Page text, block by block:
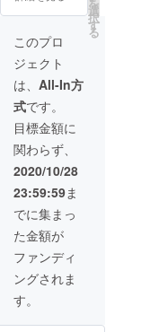
来年の5
月1日か
らご利
用いた
だけま
す。 ※
現地ま
での交
通費は
プラン
に含ま
れませ
ん。
さい。
以下の
アク
ティビ
ティを
自由に
使えま
す。 ・
ジップ
ライ
ン・バ
ギー・
ハイジ
ブラン
コ・ツ
リーハ
ウス・
グラン
ピング
※ご希望
てご予
選
択
す
る
このプロ
ジェクト
は、 All-In方
式です。
目標金額に
関わらず、
2020/10/28
23:59:59ま
でに集まっ
た金額が
ファンディ
ングされま
す。